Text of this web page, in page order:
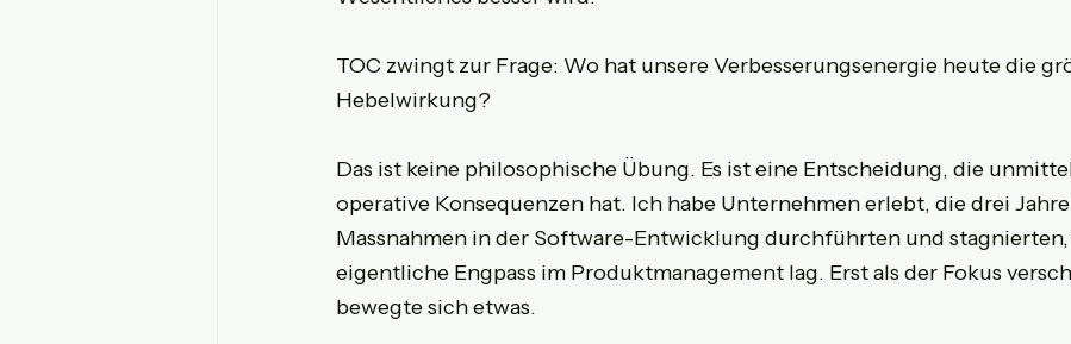
TOC zwingt zur Frage: Wo hat unsere Verbesserungsenergie heute die
Hebelwirkung?
Das ist keine philosophische Übung. Es ist eine Entscheidung, die
operative Konsequenzen hat. Ich habe Unternehmen erlebt, die drei
Massnahmen in der Software-Entwicklung durchführten und
eigentliche Engpass im Produktmanagement lag. Erst als der Fokus
bewegte sich etwas.